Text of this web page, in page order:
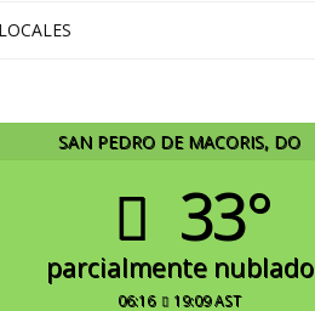
LOCALES
SAN PEDRO DE MACORIS, DO
33°
parcialmente nublado
06:16 19:09 AST